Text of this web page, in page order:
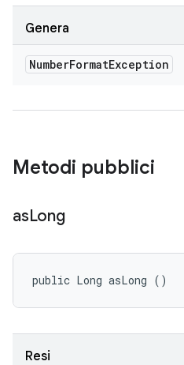
Genera
NumberFormatException
Metodi pubblici
asLong
public Long asLong ()
Resi